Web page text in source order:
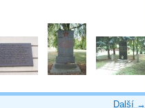
Další →